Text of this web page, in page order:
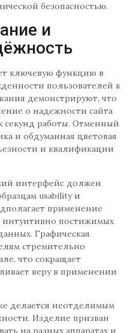
безопасностью.
и
ключевую функцию в
пользователей к
демонстрируют, что
о надежности сайта
работы. Отменный
и обдуманная цветовая
и квалификации
интерфейс должен
usability и
применение
интуитивно постижимых
Графическая
стремительно
что сокращает
веру в применении
делается неотделимым
Изделие призван
на разных аппаратах и